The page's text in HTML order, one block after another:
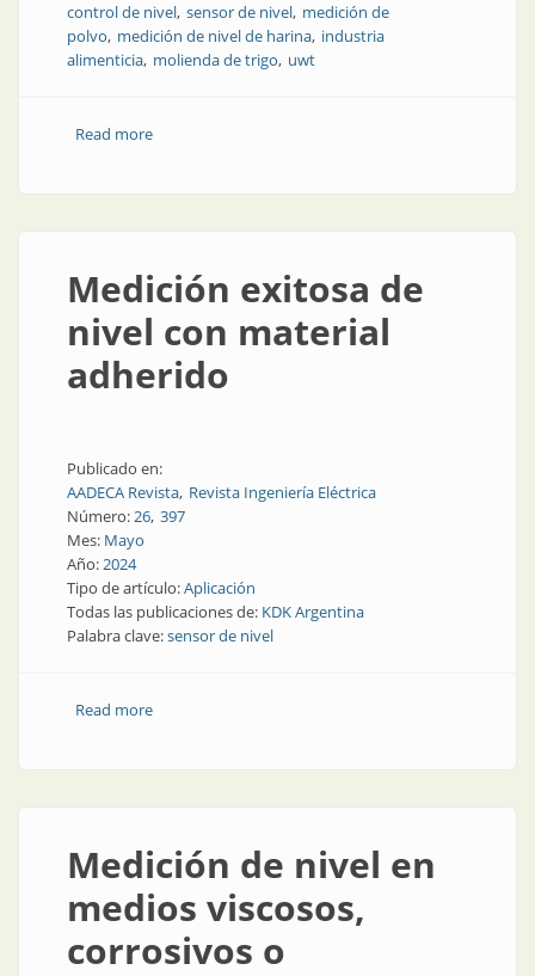
control de nivel sensor de nivel medición de
polvo medición de nivel de harina industria
alimenticia molienda de trigo uwt
Read moreabout Medición y control de nivel en un silo de harina
Medición exitosa de
nivel con material
adherido
Publicado en:
AADECA Revista Revista Ingeniería Eléctrica
Número:26 397
Mes: Mayo
Año:2024
Tipo de artículo:Aplicación
Todas las publicaciones de: KDK Argentina
Palabra clave:sensor de nivel
Read moreabout Medición exitosa de nivel con material
Medición de nivel en
medios viscosos,
corrosivos o